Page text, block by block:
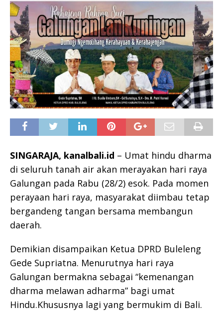
SINGARAJA, kanalbali.id – Umat hindu dharma
di seluruh tanah air akan merayakan hari raya
Galungan pada Rabu (28/2) esok. Pada momen
perayaan hari raya, masyarakat diimbau tetap
bergandeng tangan bersama membangun
daerah.
Demikian disampaikan Ketua DPRD Buleleng
Gede Supriatna. Menurutnya hari raya
Galungan bermakna sebagai “kemenangan
dharma melawan adharma” bagi umat
Hindu.Khususnya lagi yang bermukim di Bali.